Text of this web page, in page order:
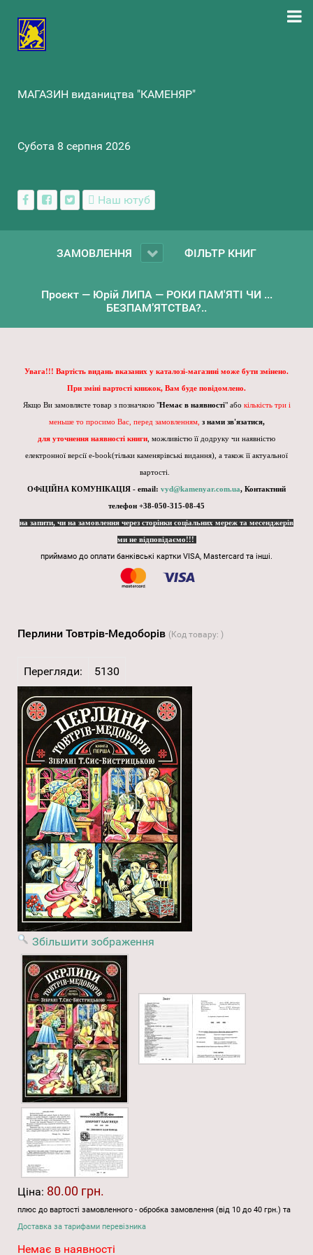
МАГАЗИН видаництва "КАМЕНЯР"
Субота 8 серпня 2026
Наш ютуб
ЗАМОВЛЕННЯ ФІЛЬТР КНИГ
Проєкт — Юрій ЛИПА — РОКИ ПАМ'ЯТІ ЧИ ...
БЕЗПАМ’ЯТСТВА?..
Увага!!! Вартість видань вказаних у каталозі-магазині може бути змінено.
При зміні вартості книжок, Вам буде повідомлено.
Якщо Ви замовляєте товар з позначкою "Немає в наявності" або кількість три і
меньше то просимо Вас, перед замовленням, з нами зв'язатися,
для уточнення наявності книги , можливістю її додруку чи наявністю
електронної версії e-book(тільки каменярівські видання), а також її актуальної
вартості.
ОФіЦІЙНА КОМУНІКАЦІЯ - email: vyd@kamenyar.com.ua, Контактний
телефон +38-050-315-08-45
на запити, чи на замовлення через сторінки соціальних мереж та месенджерів
ми не відповідаємо!!!
приймамо до оплати банківські картки VISA, Mastercard та інші.
Перлини Товтрів-Медоборів (Код товару: )
Перегляди: 5130
Збільшити зображення
Ціна: 80.00 грн.
плюс до вартості замовленного - обробка замовлення (від 10 до 40 грн.) та
Доставка за тарифами перевізника
Немає в наявності